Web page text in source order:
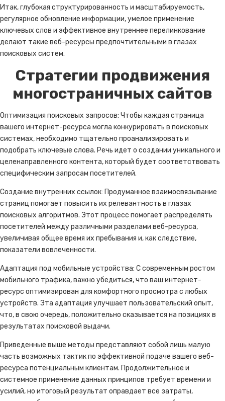
Итак, глубокая структурированность и масштабируемость,
регулярное обновление информации, умелое применение
ключевых слов и эффективное внутреннее перелинкование
делают такие веб-ресурсы предпочтительными в глазах
поисковых систем.
Стратегии продвижения
многостраничных сайтов
Оптимизация поисковых запросов: Чтобы каждая страница
вашего интернет-ресурса могла конкурировать в поисковых
системах, необходимо тщательно проанализировать и
подобрать ключевые слова. Речь идет о создании уникального и
целенаправленного контента, который будет соответствовать
специфическим запросам посетителей.
Создание внутренних ссылок: Продуманное взаимосвязывание
страниц помогает повысить их релевантность в глазах
поисковых алгоритмов. Этот процесс помогает распределять
посетителей между различными разделами веб-ресурса,
увеличивая общее время их пребывания и, как следствие,
показатели вовлеченности.
Адаптация под мобильные устройства: С современным ростом
мобильного трафика, важно убедиться, что ваш интернет-
ресурс оптимизирован для комфортного просмотра с любых
устройств. Эта адаптация улучшает пользовательский опыт,
что, в свою очередь, положительно сказывается на позициях в
результатах поисковой выдачи.
Приведенные выше методы представляют собой лишь малую
часть возможных тактик по эффективной подаче вашего веб-
ресурса потенциальным клиентам. Продолжительное и
системное применение данных принципов требует времени и
усилий, но итоговый результат оправдает все затраты,